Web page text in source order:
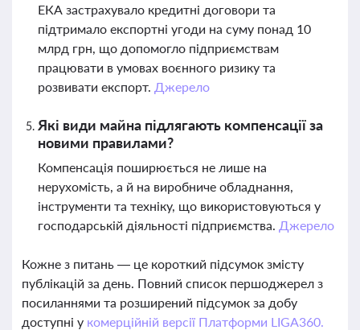
ЕКА застрахувало кредитні договори та
підтримало експортні угоди на суму понад 10
млрд грн, що допомогло підприємствам
працювати в умовах воєнного ризику та
розвивати експорт. Джерело
Які види майна підлягають компенсації за
новими правилами?
Компенсація поширюється не лише на
нерухомість, а й на виробниче обладнання,
інструменти та техніку, що використовуються у
господарській діяльності підприємства. Джерело
Кожне з питань — це короткий підсумок змісту
публікацій за день. Повний список першоджерел з
посиланнями та розширений підсумок за добу
доступні у комерційній версії Платформи LIGA360.